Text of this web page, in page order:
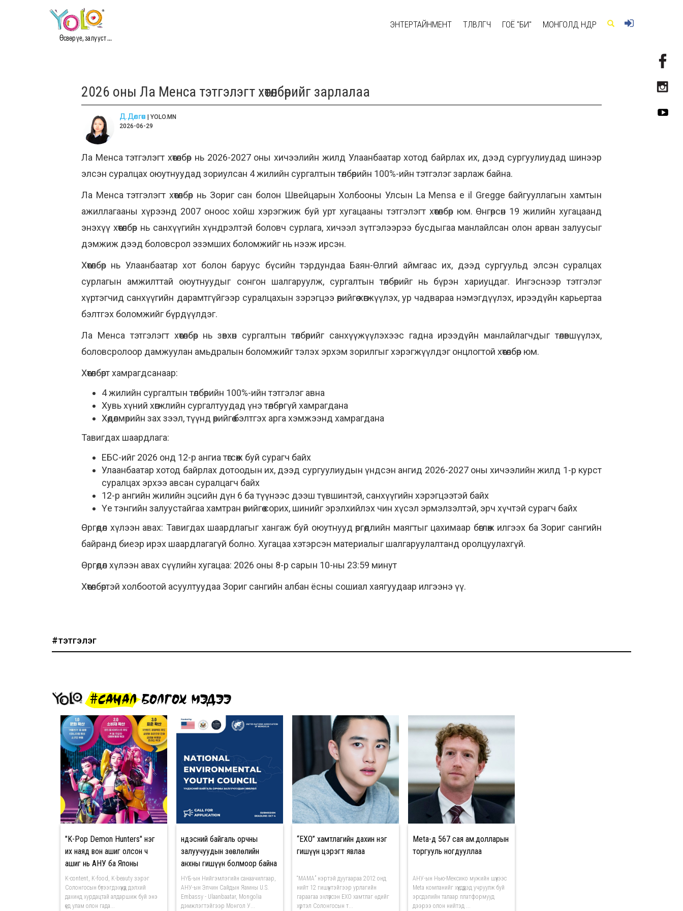
Өсвөр үе, залууст ...
ЭНТЕРТАЙНМЕНТ ТӨЛӨВЛӨГЧ ГОЁ "БИ" МОНГОЛД ӨНӨӨДӨР
2026 оны Ла Менса тэтгэлэгт хөтөлбөрийг зарлалаа
Д.Дөлгөөн | YOLO.MN
2026-06-29
Ла Менса тэтгэлэгт хөтөлбөр нь 2026-2027 оны хичээлийн жилд Улаанбаатар хотод байрлах их, дээд сургуулиудад шинээр
элсэн суралцах оюутнуудад зориулсан 4 жилийн сургалтын төлбөрийн 100%-ийн тэтгэлэг зарлаж байна.
Ла Менса тэтгэлэгт хөтөлбөр нь Зориг сан болон Швейцарын Холбооны Улсын La Mensa e il Gregge байгууллагын хамтын
ажиллагааны хүрээнд 2007 оноос хойш хэрэгжиж буй урт хугацааны тэтгэлэгт хөтөлбөр юм. Өнгөрсөн 19 жилийн хугацаанд
энэхүү хөтөлбөр нь санхүүгийн хүндрэлтэй боловч сурлага, хичээл зүтгэлээрээ бусдыгаа манлайлсан олон арван залуусыг
дэмжиж дээд боловсрол эзэмших боломжийг нь нээж ирсэн.
Хөтөлбөр нь Улаанбаатар хот болон баруус бүсийн тэрдундаа Баян-Өлгий аймгаас их, дээд сургуульд элсэн суралцах
сурлагын амжилттай оюутнуудыг сонгон шалгаруулж, сургалтын төлбөрийг нь бүрэн хариуцдаг. Ингэснээр тэтгэлэг
хүртэгчид санхүүгийн дарамтгүйгээр суралцахын зэрэгцээ өөрийгөө хөгжүүлэх, ур чадвараа нэмэгдүүлэх, ирээдүйн карьертаа
бэлтгэх боломжийг бүрдүүлдэг.
Ла Менса тэтгэлэгт хөтөлбөр нь зөвхөн сургалтын төлбөрийг санхүүжүүлэхээс гадна ирээдүйн манлайлагчдыг төлөвшүүлэх,
боловсролоор дамжуулан амьдралын боломжийг тэлэх эрхэм зорилгыг хэрэгжүүлдэг онцлогтой хөтөлбөр юм.
Хөтөлбөрт хамрагдсанаар:
4 жилийн сургалтын төлбөрийн 100%-ийн тэтгэлэг авна
Хувь хүний хөгжлийн сургалтуудад үнэ төлбөргүй хамрагдана
Хөдөлмөрийн зах зээл, түүнд өөрийгөө бэлтгэх арга хэмжээнд хамрагдана
Тавигдах шаардлага:
ЕБС-ийг 2026 онд 12-р ангиа төгсөж буй сурагч байх
Улаанбаатар хотод байрлах дотоодын их, дээд сургуулиудын үндсэн ангид 2026-2027 оны хичээлийн жилд 1-р курст
суралцах эрхээ авсан суралцагч байх
12-р ангийн жилийн эцсийн дүн 6 ба түүнээс дээш түвшинтэй, санхүүгийн хэрэгцээтэй байх
Үе тэнгийн залуустайгаа хамтран өөрийгөө сорих, шинийг эрэлхийлэх чин хүсэл эрмэлзэлтэй, эрч хүчтэй сурагч байх
Өргөдөл хүлээн авах: Тавигдах шаардлагыг хангаж буй оюутнууд өргөдлийн маягтыг цахимаар бөглөж илгээх ба Зориг сангийн
байранд биеэр ирэх шаардлагагүй болно. Хугацаа хэтэрсэн материалыг шалгаруулалтанд оролцуулахгүй.
Өргөдөл хүлээн авах сүүлийн хугацаа: 2026 оны 8-р сарын 10-ны 23:59 минут
Хөтөлбөртэй холбоотой асуултуудаа Зориг сангийн албан ёсны сошиал хаягуудаар илгээнэ үү.
#тэтгэлэг
#САНАЛ БОЛГОХ МЭДЭЭ
"K-Pop Demon Hunters" нэг
их наяд вон ашиг олсон ч
ашиг нь АНУ ба Японы
компанид очжээ
K-content, K-food, K-beauty зэрэг
Солонгосын бүтээгдэхүүнүүд дэлхий
дахинд хурдацтай алдаршиж буй энэ
үед улам олон гада...
Үндэсний байгаль орчны
залуучуудын зөвлөлийн
анхны гишүүн болмоор байна
уу?
НҮБ-ын Нийгэмлэгийн санаачилгаар,
АНУ-ын Элчин Сайдын Яамны U.S.
Embassy - Ulaanbaatar, Mongolia
дэмжлэгтэйгээр Монгол У...
“EXO” хамтлагийн дахин нэг
гишүүн цэрэгт явлаа
“МАМА” нэртэй дуугаараа 2012 онд
нийт 12 гишүүнтэйгээр урлагийн
гараагаа эхлүүлсэн EXO хамтлаг өдийг
хүртэл Солонгосын т...
Meta-д 567 сая ам.долларын
торгууль ногдууллаа
АНУ-ын Нью-Мексико мужийн шүүхээс
Meta компанийг хүүхдүүдэд учруулж буй
эрсдэлийн талаар платформууд
дээрээ олон нийтэд ...